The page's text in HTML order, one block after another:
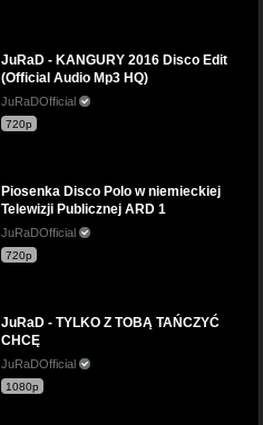
JuRaD - KANGURY 2016 Disco Edit
(Official Audio Mp3 HQ)
JuRaDOfficial
720p
Piosenka Disco Polo w niemieckiej
Telewizji Publicznej ARD 1
JuRaDOfficial
720p
JuRaD - TYLKO Z TOBĄ TAŃCZYĆ
CHCĘ
JuRaDOfficial
1080p